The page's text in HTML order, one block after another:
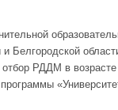
Белгородской
РДДМ в